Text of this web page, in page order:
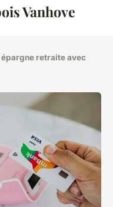
Vanhove
retraite avec